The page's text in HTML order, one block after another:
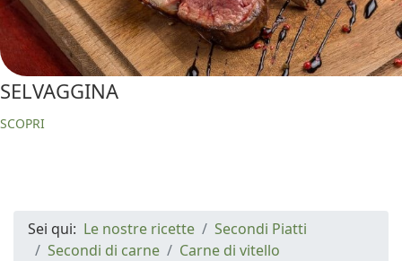
SELVAGGINA
SCOPRI
Sei qui: Le nostre ricette
Secondi Piatti
Secondi di carne
Carne di vitello